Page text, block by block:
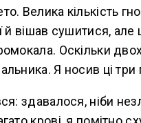
Велика кількість
й вішав сушитися,
Оскільки
Я носив ці
здавалося, ніби